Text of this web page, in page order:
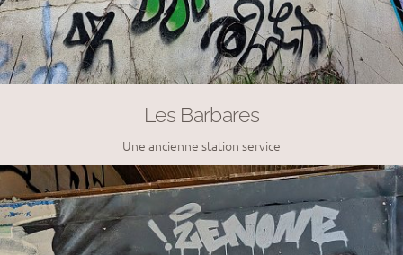
Les Barbares
Une ancienne station service